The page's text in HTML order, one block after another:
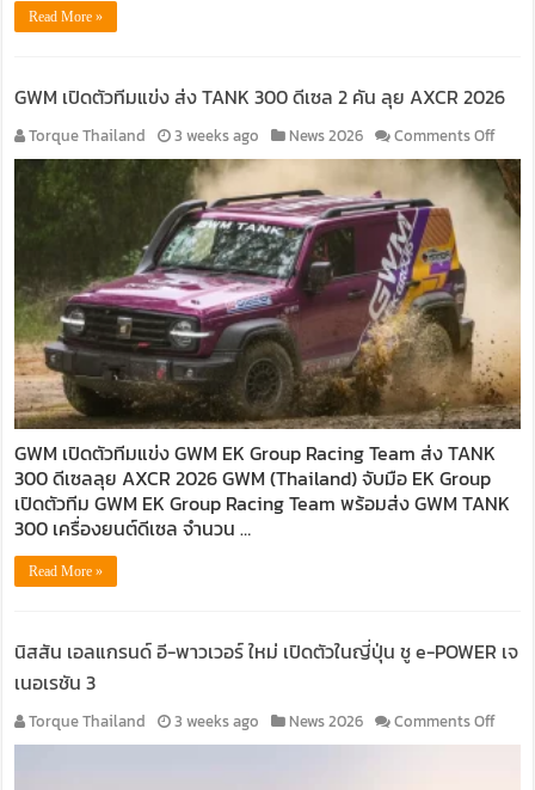
Read More »
GWM เปิดตัวทีมแข่ง ส่ง TANK 300 ดีเซล 2 คัน ลุย AXCR 2026
Torque Thailand 3 weeks ago News 2026 Comments Offon
GWM
เปิด
ตัว
ทีม
แข่ง
TANK
ดีเซล
2
คัน
ลุย
AXCR
GWM เปิดตัวทีมแข่ง GWM EK Group Racing Team ส่ง TANK
300 ดีเซลลุย AXCR 2026 GWM (Thailand) จับมือ EK Group
เปิดตัวทีม GWM EK Group Racing Team พร้อมส่ง GWM TANK
300 เครื่องยนต์ดีเซล จำนวน …
Read More »
นิสสัน เอลแกรนด์ อี-พาวเวอร์ ใหม่ เปิดตัวในญี่ปุ่น ชู e-POWER เจ
เนอเรชัน 3
Torque Thailand 3 weeks ago News 2026 Comments Offon
นิ